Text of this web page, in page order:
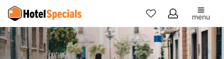
Meine
Favoriten
menu